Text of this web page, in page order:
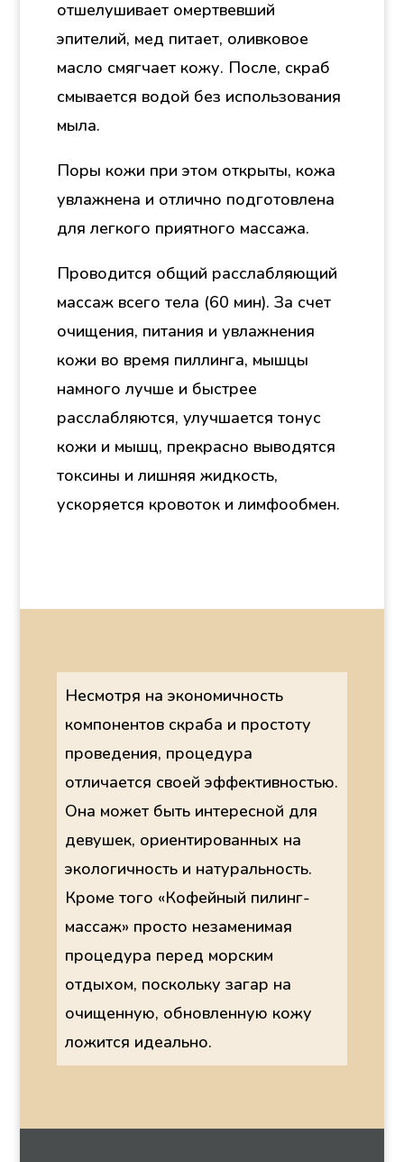
отшелушивает омертвевший
эпителий, мед питает, оливковое
масло смягчает кожу. После, скраб
смывается водой без использования
мыла.
Поры кожи при этом открыты, кожа
увлажнена и отлично подготовлена
для легкого приятного массажа.
Проводится общий расслабляющий
массаж всего тела (60 мин). За счет
очищения, питания и увлажнения
кожи во время пиллинга, мышцы
намного лучше и быстрее
расслабляются, улучшается тонус
кожи и мышц, прекрасно выводятся
токсины и лишняя жидкость,
ускоряется кровоток и лимфообмен.
Несмотря на экономичность
компонентов скраба и простоту
проведения, процедура
отличается своей эффективностью.
Она может быть интересной для
девушек, ориентированных на
экологичность и натуральность.
Кроме того «Кофейный пилинг-
массаж» просто незаменимая
процедура перед морским
отдыхом, поскольку загар на
очищенную, обновленную кожу
ложится идеально.